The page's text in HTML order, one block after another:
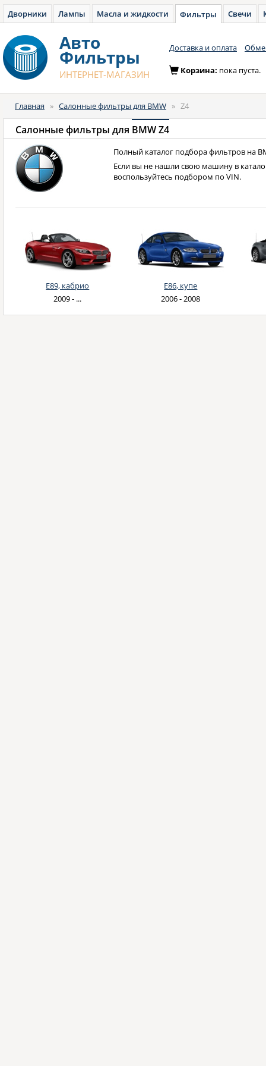
Дворники Лампы Масла и жидкости Фильтры Свечи
Авто
Фильтры
ИНТЕРНЕТ-МАГАЗИН
Доставка и оплата
Корзина: пока пуста.
Главная » Салонные фильтры для BMW » Z4
Салонные фильтры для BMW Z4
Полный каталог подбора фильтров на
Если вы не нашли свою машину в
воспользуйтесь подбором по VIN.
E89, кабрио
2009 - ...
E86, купе
2006 - 2008